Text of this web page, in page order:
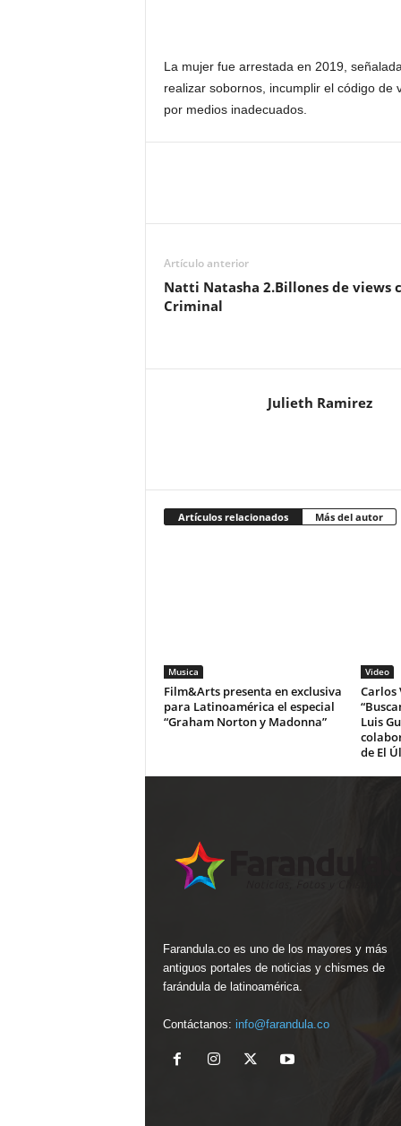
La mujer fue arrestada en 2019,
realizar sobornos, incumplir el código
por medios inadecuados.
Artículo anterior
Natti Natasha 2.Billones de views
Criminal
Julieth Ramirez
Artículos relacionados Más del autor
Musica
Film&Arts presenta en exclusiva
para Latinoamérica el especial
“Graham Norton y Madonna”
Video
Carlos
Luis
de El
Farandula.co es uno de los mayores y más
antiguos portales de noticias y chismes de
farándula de latinoamérica.
Contáctanos: info@farandula.co